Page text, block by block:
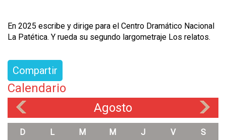
En 2025 escribe y dirige para el Centro Dramático Nacional
La Patética. Y rueda su segundo largometraje Los relatos.
Compartir
Calendario
Agosto
D L M M J V S